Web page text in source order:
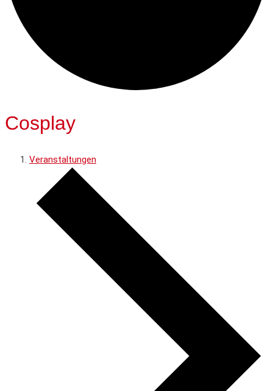
Cosplay
Veranstaltungen